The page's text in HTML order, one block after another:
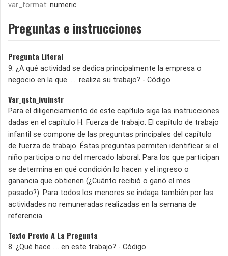
var_format: numeric
Preguntas e instrucciones
Pregunta Literal
9. ¿A qué actividad se dedica principalmente la empresa o
negocio en la que ..... realiza su trabajo? - Código
Var_qstn_ivuinstr
Para el diligenciamiento de este capítulo siga las instrucciones
dadas en el capítulo H. Fuerza de trabajo. El capítulo de trabajo
infantil se compone de las preguntas principales del capítulo
de fuerza de trabajo. Éstas preguntas permiten identificar si el
niño participa o no del mercado laboral. Para los que participan
se determina en qué condición lo hacen y el ingreso o
ganancia que obtienen (¿Cuánto recibió o ganó el mes
pasado?). Para todos los menores se indaga también por las
actividades no remuneradas realizadas en la semana de
referencia.
Texto Previo A La Pregunta
8. ¿Qué hace .... en este trabajo? - Código